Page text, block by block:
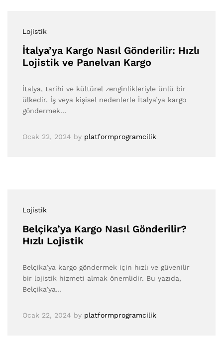
Lojistik
İtalya’ya Kargo Nasıl Gönderilir: Hızlı
Lojistik ve Panelvan Kargo
İtalya, tarihi ve kültürel zenginlikleriyle ünlü bir
ülkedir. İş veya kişisel nedenlerle İtalya’ya kargo
göndermek…
Ocak 22, 2024 by platformprogramcilik
Lojistik
Belçika’ya Kargo Nasıl Gönderilir?
Hızlı Lojistik
Belçika’ya kargo göndermek için hızlı ve güvenilir
bir lojistik hizmeti almak önemlidir. Bu yazıda,
Belçika’ya…
Ocak 22, 2024 by platformprogramcilik